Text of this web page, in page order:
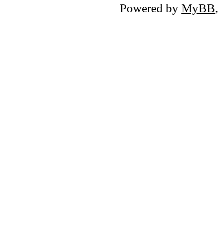
Powered by MyBB